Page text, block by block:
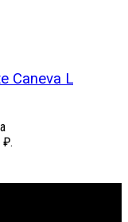
Caneva L
₽.